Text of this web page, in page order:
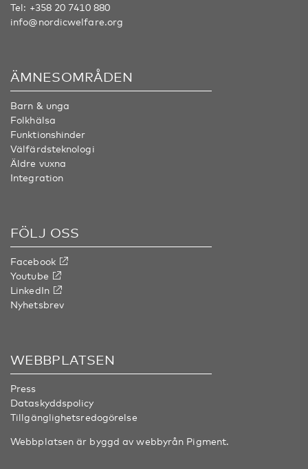
Tel: +358 20 7410 880
info@nordicwelfare.org
ÄMNESOMRÅDEN
Barn & unga
Folkhälsa
Funktionshinder
Välfärdsteknologi
Äldre vuxna
Integration
FÖLJ OSS
Facebook
Youtube
LinkedIn
Nyhetsbrev
WEBBPLATSEN
Press
Dataskyddspolicy
Tillgänglighetsredogörelse
Webbplatsen är byggd av webbyrån Pigment.